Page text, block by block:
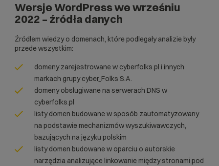
Wersje WordPress we wrześniu
2022 – źródła danych
Źródłem wiedzy o domenach, które podlegały analizie były
przede wszystkim:
domeny zarejestrowane w cyberfolks.pl i innych
markach grupy cyber_Folks S.A.
domeny obsługiwane na serwerach DNS w
cyberfolks.pl
listy domen budowane w sposób zautomatyzowany
na podstawie mechanizmów wyszukiwawczych,
bazujących na języku polskim
listy domen budowane w oparciu o autorskie
narzędzia analizujące linkowanie między stronami pod